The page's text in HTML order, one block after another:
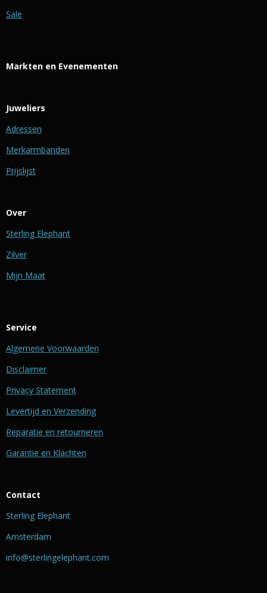
Sale
Markten en Evenementen
Juweliers
Adressen
Merkarmbanden
Prijslijst
Over
Sterling Elephant
Zilver
Mijn Maat
Service
Algemene Voorwaarden
Disclaimer
Privacy Statement
Levertijd en Verzending
Reparatie en retourneren
Garantie en Klachten
Contact
Sterling Elephant
Amsterdam
info@sterlingelephant.com